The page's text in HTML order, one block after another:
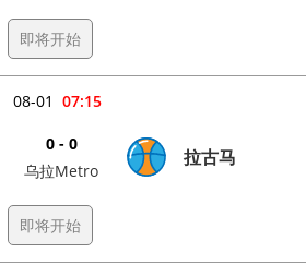
即将开始
07:15
08-01
0 - 0
乌拉Metro
拉古马
即将开始